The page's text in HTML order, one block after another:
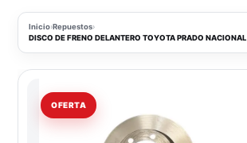
Inicio›Repuestos›
DISCO DE FRENO DELANTERO TOYOTA PRADO NACIONAL
OFERTA